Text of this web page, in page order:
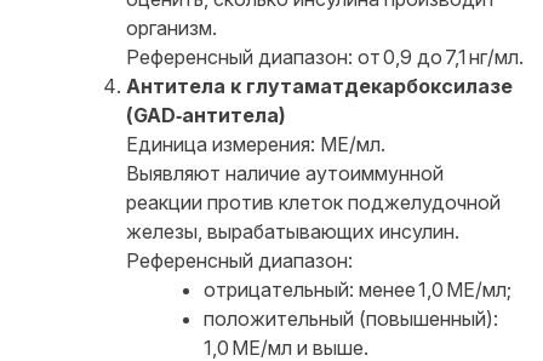
организм.
Референсный диапазон: от 0,9 до 7,1 нг/мл.
Антитела к глутаматдекарбоксилазе
(GAD‑антитела)
Единица измерения: МЕ/мл.
Выявляют наличие аутоиммунной
реакции против клеток поджелудочной
железы, вырабатывающих инсулин.
Референсный диапазон:
отрицательный: менее 1,0 МЕ/мл;
положительный (повышенный):
1,0 МЕ/мл и выше.